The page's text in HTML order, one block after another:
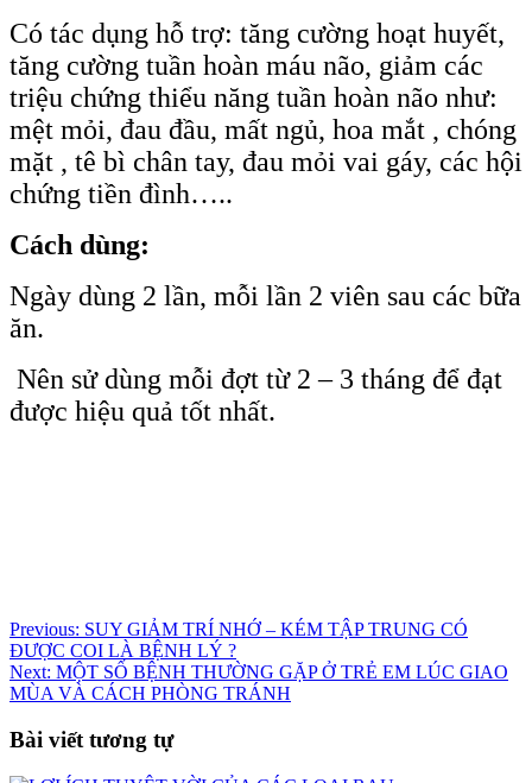
Có tác dụng hỗ trợ: tăng cường hoạt huyết,
tăng cường tuần hoàn máu não, giảm các
triệu chứng thiểu năng tuần hoàn não như:
mệt mỏi, đau đầu, mất ngủ, hoa mắt , chóng
mặt , tê bì chân tay, đau mỏi vai gáy, các hội
chứng tiền đình…..
Cách dùng:
Ngày dùng 2 lần, mỗi lần 2 viên sau các bữa
ăn.
Nên sử dùng mỗi đợt từ 2 – 3 tháng để đạt
được hiệu quả tốt nhất.
Điều
hướng
bài
viết
Previous: SUY GIẢM TRÍ NHỚ – KÉM TẬP TRUNG CÓ
ĐƯỢC COI LÀ BỆNH LÝ ?
Next: MỘT SỐ BỆNH THƯỜNG GẶP Ở TRẺ EM LÚC GIAO
MÙA VÀ CÁCH PHÒNG TRÁNH
Bài viết tương tự